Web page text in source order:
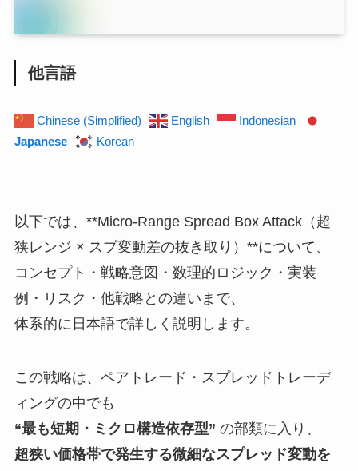
他言語
Chinese (Simplified) English
Indonesian
Japanese
Korean
以下では、**Micro-Range Spread Box Attack（超
狭レンジ × スプ変動差の抜き取り）**について、
コンセプト・戦略意図・数理的ロジック・実装
例・リスク・他戦略との違いまで、
体系的に日本語で詳しく説明します。
この戦略は、ペアトレード・スプレッドトレーデ
ィングの中でも
“最も短期・ミクロ構造依存型” の部類に入り、
超狭い価格帯で発生する微細なスプレッド変動を